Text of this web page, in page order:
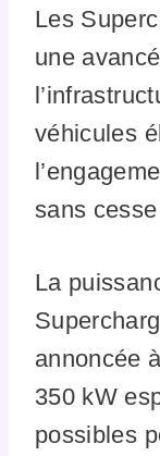
Les
une
véhicules
sans
La
annoncée
350 kW
possibles